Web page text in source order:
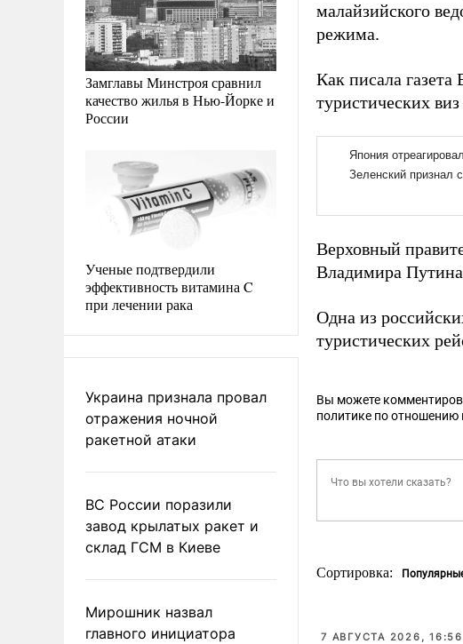
Замглавы Минстроя сравнил
качество жилья в Нью-Йорке и
России
Ученые подтвердили
эффективность витамина C
при лечении рака
Украина признала провал
отражения ночной
ракетной атаки
ВС России поразили
завод крылатых ракет и
склад ГСМ в Киеве
Мирошник назвал
главного инициатора
малайзийского
режима.
Как писала
туристических
Верховный
Владимира
Одна из
туристических
Вы можете
политике по
Сортировка:
7 АВГУСТА 2026,